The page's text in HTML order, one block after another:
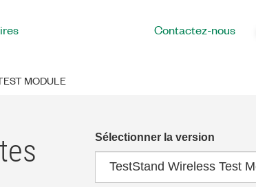
Contactez-nous
MODULE
Sélectionner la version